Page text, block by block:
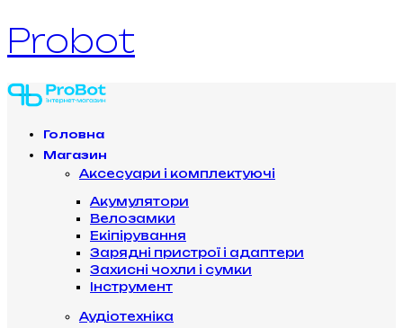
Probot
Головна
Магазин
Аксесуари і комплектуючі
Акумулятори
Велозамки
Екіпірування
Зарядні пристрої і адаптери
Захисні чохли і сумки
Інструмент
Аудіотехніка